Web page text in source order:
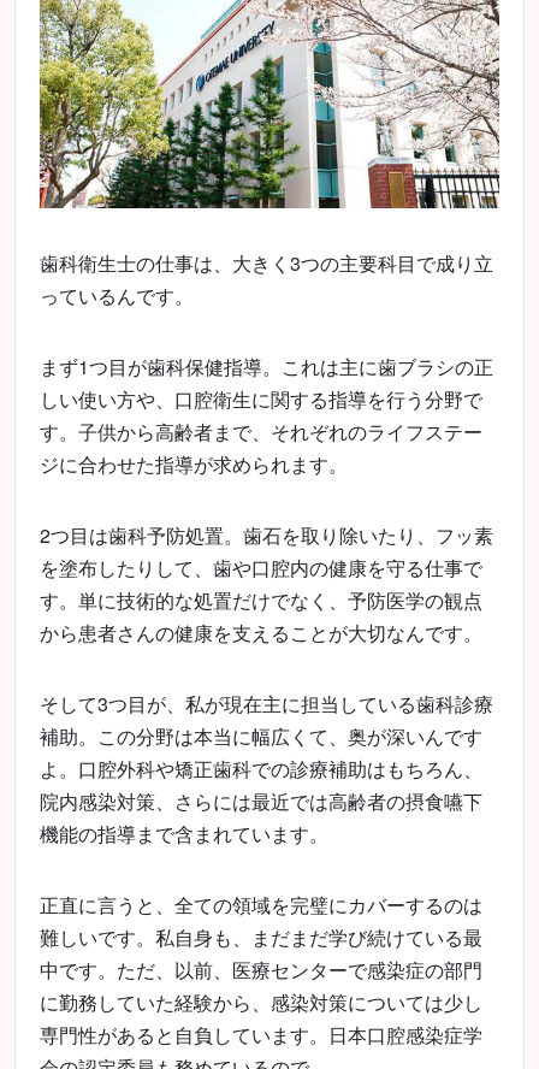
歯科衛生士の仕事は、大きく3つの主要科目で成り立
っているんです。
まず1つ目が歯科保健指導。これは主に歯ブラシの正
しい使い方や、口腔衛生に関する指導を行う分野で
す。子供から高齢者まで、それぞれのライフステー
ジに合わせた指導が求められます。
2つ目は歯科予防処置。歯石を取り除いたり、フッ素
を塗布したりして、歯や口腔内の健康を守る仕事で
す。単に技術的な処置だけでなく、予防医学の観点
から患者さんの健康を支えることが大切なんです。
そして3つ目が、私が現在主に担当している歯科診療
補助。この分野は本当に幅広くて、奥が深いんです
よ。口腔外科や矯正歯科での診療補助はもちろん、
院内感染対策、さらには最近では高齢者の摂食嚥下
機能の指導まで含まれています。
正直に言うと、全ての領域を完璧にカバーするのは
難しいです。私自身も、まだまだ学び続けている最
中です。ただ、以前、医療センターで感染症の部門
に勤務していた経験から、感染対策については少し
専門性があると自負しています。日本口腔感染症学